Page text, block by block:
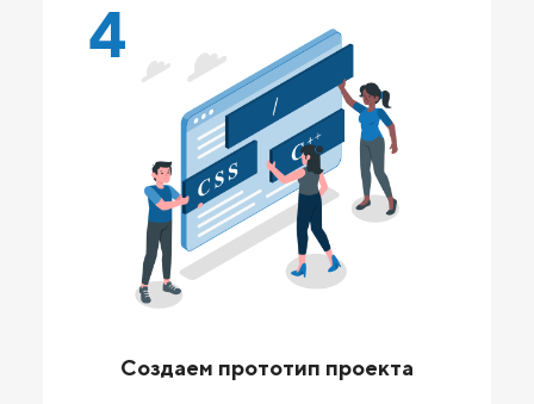
4
Создаем прототип проекта